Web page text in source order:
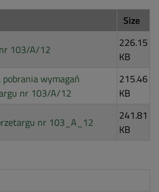
Size
103/A/12
226.15
KB
wymagań
nr 103/A/12
215.46
KB
nr 103_A_12
241.81
KB